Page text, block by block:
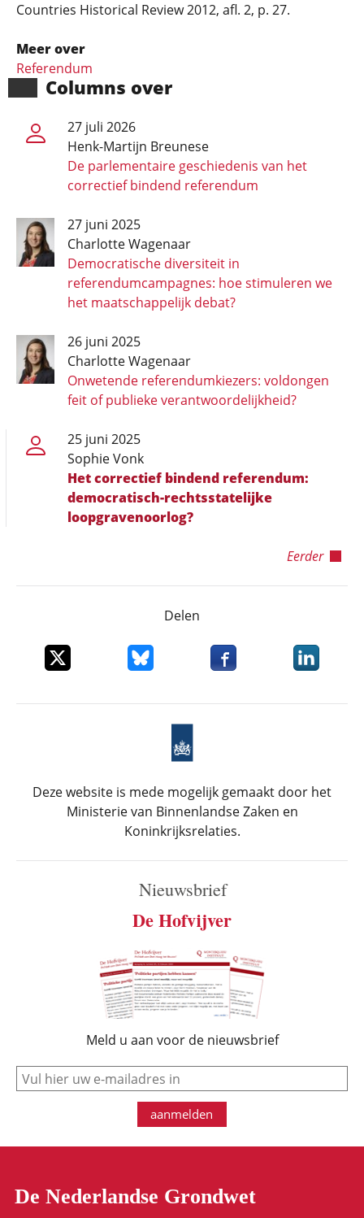
Countries Historical Review 2012, afl. 2, p. 27.
Meer over
Referendum
Columns over
27 juli 2026
Henk-Martijn Breunese
De parlementaire geschiedenis van het
correctief bindend referendum
27 juni 2025
Charlotte Wagenaar
Democratische diversiteit in
referendumcampagnes: hoe stimuleren we
het maatschappelijk debat?
26 juni 2025
Charlotte Wagenaar
Onwetende referendumkiezers: voldongen
feit of publieke verantwoordelijkheid?
25 juni 2025
Sophie Vonk
Het correctief bindend referendum:
democratisch-rechtsstatelijke
loopgravenoorlog?
Eerder
Delen
Deel dit item op XDeel dit item op Bluesky
Deel dit item opDeel dit
Deze website is mede mogelijk gemaakt door het
Ministerie van Binnenlandse Zaken en
Koninkrijksrelaties.
Nieuwsbrief
De Hofvijver
Meld u aan voor de nieuwsbrief
aanmelden
De Nederlandse Grondwet